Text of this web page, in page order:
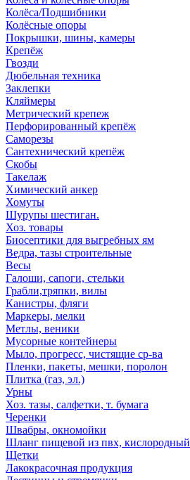
Колёса/Подшибники
Колёсные опоры
Покрышки, шины, камеры
Крепёж
Гвозди
Дюбельная техника
Заклепки
Кляймеры
Метрический крепеж
Перфорированный крепёж
Саморезы
Сантехнический крепёж
Скобы
Такелаж
Химический анкер
Хомуты
Шурупы шестиган.
Хоз. товары
Биосептики для выгребных ям
Ведра, тазы строительные
Весы
Галоши, сапоги, стельки
Грабли,тряпки, вилы
Канистры, фляги
Маркеры, мелки
Метлы, веники
Мусорные контейнеры
Мыло, прогресс, чистящие ср-ва
Пленки, пакеты, мешки, поролон
Плитка (газ, эл.)
Урны
Хоз. тазы, салфетки, т. бумага
Черенки
Швабры, окномойки
Шланг пищевой из пвх, кислородный
Щетки
Лакокрасочная продукция